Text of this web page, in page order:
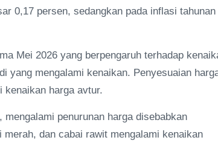
0,17 persen, sedangkan pada inflasi tahunan
Mei 2026 yang berpengaruh terhadap
yang mengalami kenaikan. Penyesuaian
kenaikan harga avtur.
penurunan harga disebabkan
dan cabai rawit mengalami kenaikan